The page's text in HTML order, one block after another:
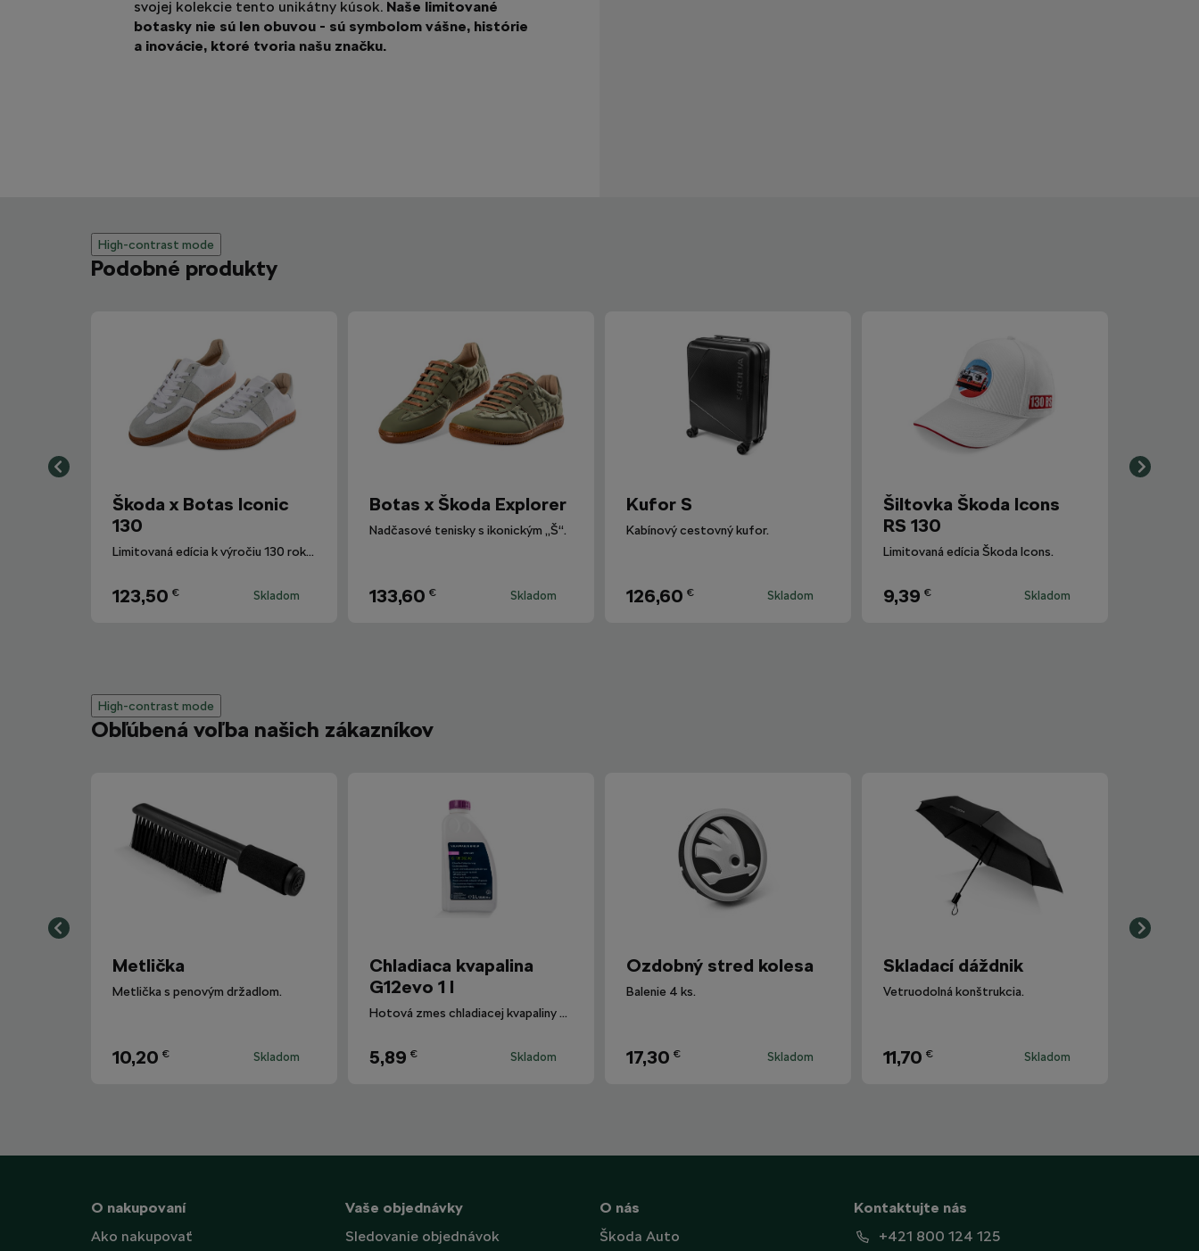
svojej kolekcie tento unikátny kúsok. Naše limitované
botasky nie sú len obuvou - sú symbolom vášne, histórie
a inovácie, ktoré tvoria našu značku.
High-contrast mode
Podobné produkty
Škoda x Botas Iconic
130
Limitovaná edícia k výročiu 130 rokov Škoda Auto.
123,50 € Skladom
Botas x Škoda Explorer
Nadčasové tenisky s ikonickým „Š“.
133,60 € Skladom
Kufor S
Kabínový cestovný kufor.
126,60 € Skladom
Šiltovka Škoda Icons
RS 130
Limitovaná edícia Škoda Icons.
9,39 € Skladom
High-contrast mode
Obľúbená voľba našich zákazníkov
Metlička
Metlička s penovým držadlom.
10,20 € Skladom
Chladiaca kvapalina
G12evo 1 l
Hotová zmes chladiacej kvapaliny G12evo pre všetky vozidlá Škoda.
5,89 € Skladom
Ozdobný stred kolesa
Balenie 4 ks.
17,30 € Skladom
Skladací dáždnik
Vetruodolná konštrukcia.
11,70 € Skladom
O nakupovaní
Ako nakupovať
Vaše objednávky
Sledovanie objednávok
O nás
Škoda Auto
Kontaktujte nás
+421 800 124 125